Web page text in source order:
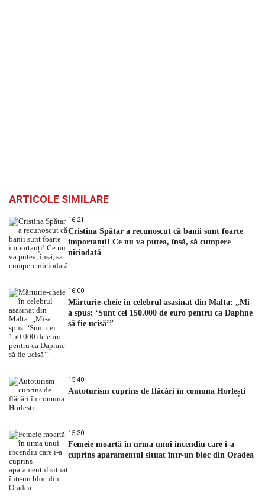
ARTICOLE SIMILARE
16:21
Cristina Spătar a recunoscut că banii sunt foarte
importanți! Ce nu va putea, însă, să cumpere
niciodată
16:00
Mărturie-cheie în celebrul asasinat din Malta: „Mi-
a spus: ‘Sunt cei 150.000 de euro pentru ca Daphne
să fie ucisă’”
15:40
Autoturism cuprins de flăcări în comuna Horlești
15:30
Femeie moartă în urma unui incendiu care i-a
cuprins aparamentul situat într-un bloc din Oradea